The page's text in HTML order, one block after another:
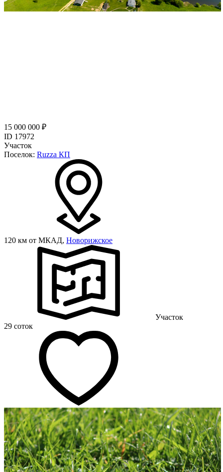
15 000 000 ₽
ID 17972
Участок
Поселок: Ruzza КП
120 км от МКАД, Новорижское
Участок
29 соток